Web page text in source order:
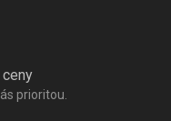
prioritou.